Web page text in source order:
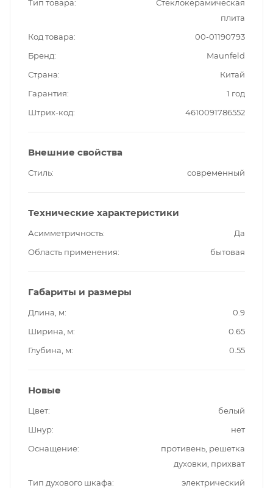
Тип товара
Стеклокерамическая
плита
Код товара
00-01190793
Бренд
Maunfeld
Страна
Китай
Гарантия
1 год
Штрих-код
4610091786552
Внешние свойства
Стиль современный
Технические характеристики
Асимметричность
Да
Область применения
бытовая
Габариты и размеры
Длина, м
0.9
Ширина, м
0.65
Глубина, м
0.55
Новые
Цвет
белый
Шнур
нет
Оснащение
противень, решетка
духовки, прихват
Тип духового шкафа
электрический